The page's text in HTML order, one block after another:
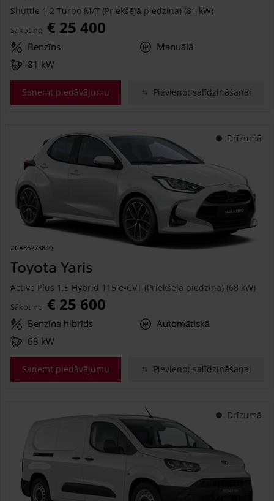
Shuttle 1.2 Turbo M/T (Priekšējā piedziņa) (81 kW)
Sākot no € 25 400
Benzīns
Manuālā
81 kW
Saņemt piedāvājumu Pievienot salīdzināšanai
Drīzumā
#CA86778840
Toyota Yaris
Active Plus 1.5 Hybrid 115 e-CVT (Priekšējā piedziņa) (68 kW)
Sākot no € 25 600
Benzīna hibrīds
Automātiskā
68 kW
Saņemt piedāvājumu Pievienot salīdzināšanai
Drīzumā